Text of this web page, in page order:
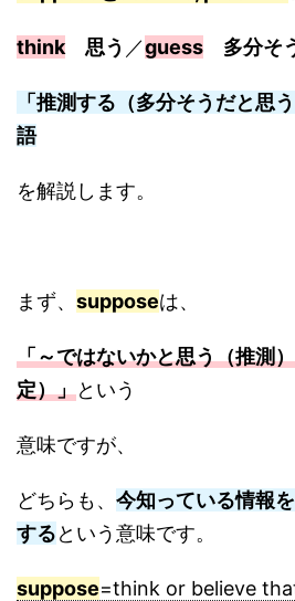
think 思う ／guess 多分そ
「推測する（多分そうだと思
語
を解説します。
まず、 supposeは、
「～ではないかと思う（推測
定）」という
意味ですが、
どちらも、 今知っている情報
するという意味です。
suppose=think or believe